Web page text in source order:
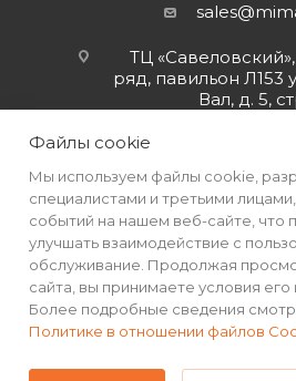
ТЦ
ряд, павильон Л153
Вал, д. 5,
2026 © Интернет-магазин MiMall® •
офертой •
Файлы cookie
Мы используем файлы cookie,
специалистами и третьими
событий на нашем веб-сайте, что
улучшать взаимодействие с
обслуживание. Продолжая
сайта, вы принимаете условия его
Более подробные сведения
Политике в отношении файлов